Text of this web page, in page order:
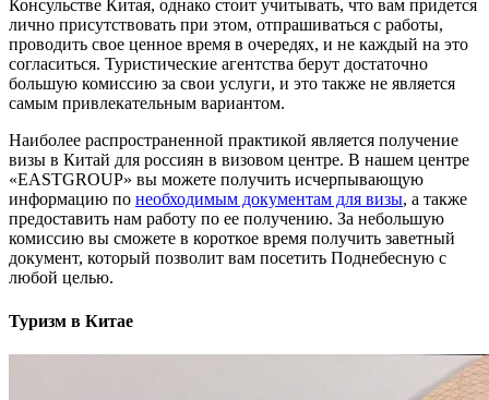
Консульстве Китая, однако стоит учитывать, что вам придется
лично присутствовать при этом, отпрашиваться с работы,
проводить свое ценное время в очередях, и не каждый на это
согласиться. Туристические агентства берут достаточно
большую комиссию за свои услуги, и это также не является
самым привлекательным вариантом.
Наиболее распространенной практикой является получение
визы в Китай для россиян в визовом центре. В нашем центре
«EASTGROUP» вы можете получить исчерпывающую
информацию по необходимым документам для визы, а также
предоставить нам работу по ее получению. За небольшую
комиссию вы сможете в короткое время получить заветный
документ, который позволит вам посетить Поднебесную с
любой целью.
Туризм в Китае